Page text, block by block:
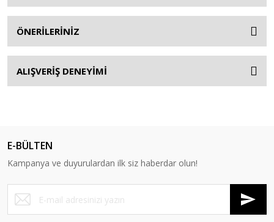
ÖNERİLERİNİZ
ALIŞVERİŞ DENEYİMİ
E-BÜLTEN
Kampanya ve duyurulardan ilk siz haberdar olun!